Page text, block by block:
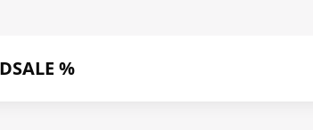
SALE %